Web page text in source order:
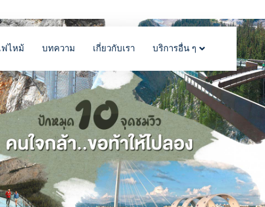
ฟไหม้ บทความ เกี่ยวกับเรา บริการอื่น ๆ